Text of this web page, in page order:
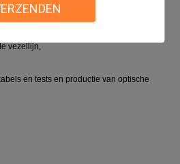
toegepast in de bouw van de
vezellijn,
en tests en productie van optische